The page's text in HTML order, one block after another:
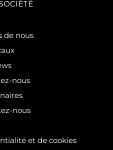
de nous
nous
nous
et de cookies